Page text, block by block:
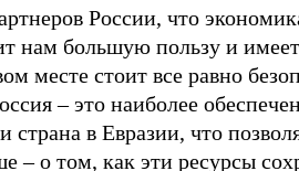
России, что
нам большую пользу и
месте стоит все равно
– это наиболее
страна в Евразии, что
– о том, как эти ресурсы